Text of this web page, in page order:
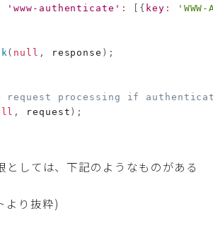
'www-authenticate' : { key :
( null , response ) ;
request processing if
, request ) ;
としては、下記のようなものがある
より抜粋)